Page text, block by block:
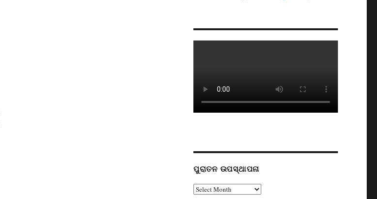
ପୁରାତନ ଉପସ୍ଥାପନା
ପୁରାତନ